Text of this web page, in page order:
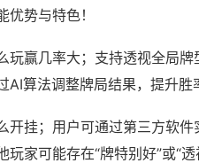
势与特色！
玩赢几率大；支持透视全局
AI算法调整牌局结果，提升胜
开挂；用户可通过第三方软件
玩家可能存在“牌特别好”或“